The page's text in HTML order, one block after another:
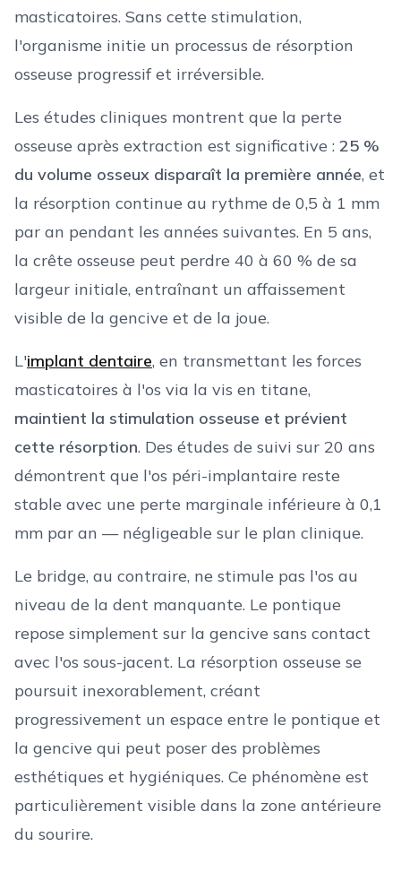
masticatoires. Sans cette stimulation,
l'organisme initie un processus de résorption
osseuse progressif et irréversible.
Les études cliniques montrent que la perte
osseuse après extraction est significative : 25 %
du volume osseux disparaît la première année, et
la résorption continue au rythme de 0,5 à 1 mm
par an pendant les années suivantes. En 5 ans,
la crête osseuse peut perdre 40 à 60 % de sa
largeur initiale, entraînant un affaissement
visible de la gencive et de la joue.
L'implant dentaire, en transmettant les forces
masticatoires à l'os via la vis en titane,
maintient la stimulation osseuse et prévient
cette résorption. Des études de suivi sur 20 ans
démontrent que l'os péri-implantaire reste
stable avec une perte marginale inférieure à 0,1
mm par an — négligeable sur le plan clinique.
Le bridge, au contraire, ne stimule pas l'os au
niveau de la dent manquante. Le pontique
repose simplement sur la gencive sans contact
avec l'os sous-jacent. La résorption osseuse se
poursuit inexorablement, créant
progressivement un espace entre le pontique et
la gencive qui peut poser des problèmes
esthétiques et hygiéniques. Ce phénomène est
particulièrement visible dans la zone antérieure
du sourire.